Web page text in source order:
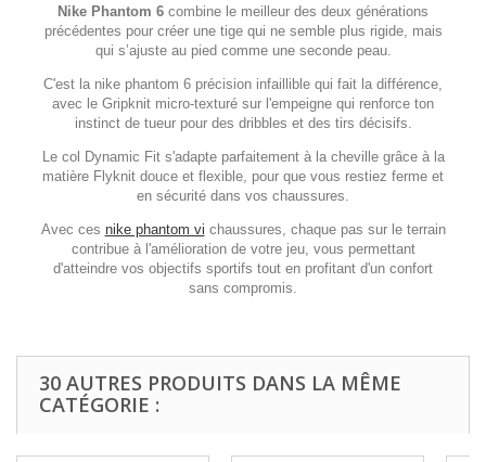
Nike Phantom 6 combine le meilleur des deux générations
précédentes pour créer une tige qui ne semble plus rigide, mais
qui s’ajuste au pied comme une seconde peau.
C'est la nike phantom 6 précision infaillible qui fait la différence,
avec le Gripknit micro-texturé sur l'empeigne qui renforce ton
instinct de tueur pour des dribbles et des tirs décisifs.
Le col Dynamic Fit s'adapte parfaitement à la cheville grâce à la
matière Flyknit douce et flexible, pour que vous restiez ferme et
en sécurité dans vos chaussures.
Avec ces nike phantom vi chaussures, chaque pas sur le terrain
contribue à l'amélioration de votre jeu, vous permettant
d'atteindre vos objectifs sportifs tout en profitant d'un confort
sans compromis.
30 AUTRES PRODUITS DANS LA MÊME
CATÉGORIE :